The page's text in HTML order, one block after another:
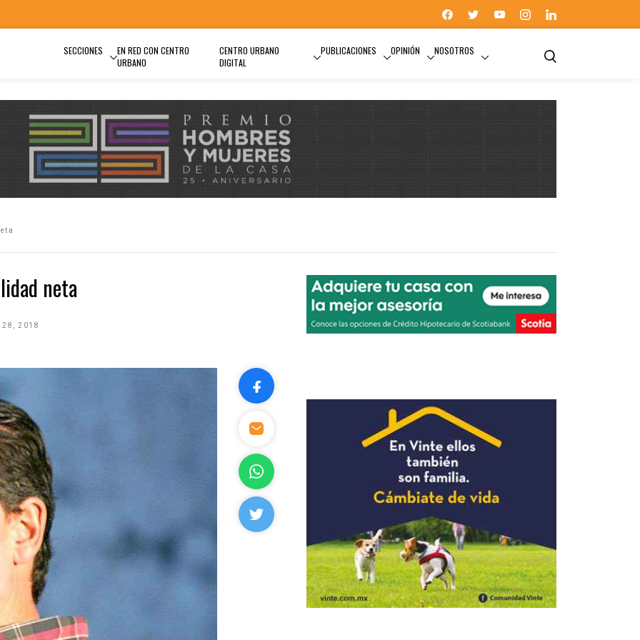
SECCIONES
EN RED CON CENTRO
URBANO
CENTRO URBANO
DIGITAL
PUBLICACIONES OPINIÓN NOSOTROS
neta
28, 2018